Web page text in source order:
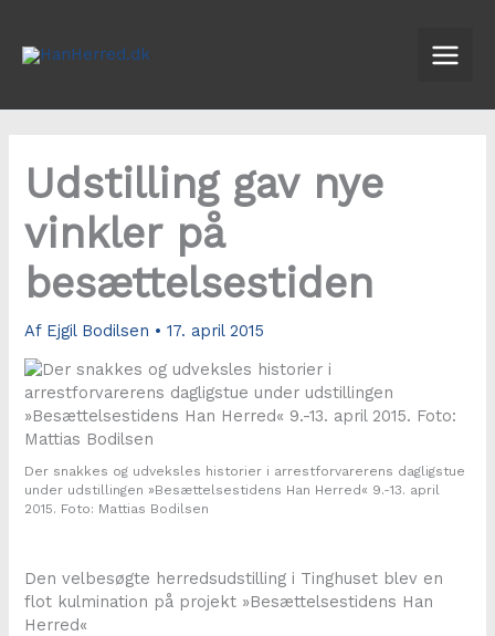
indholdet
Udstilling gav nye
vinkler på
besættelsestiden
Af Ejgil Bodilsen •17. april 2015
Der snakkes og udveksles historier i arrestforvarerens dagligstue
under udstillingen »Besættelsestidens Han Herred« 9.-13. april
2015. Foto: Mattias Bodilsen
Den velbesøgte herredsudstilling i Tinghuset blev en
flot kulmination på projekt »Besættelsestidens Han
Herred«